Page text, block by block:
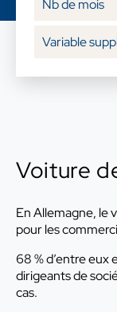
Voiture
En Allemagne, le
pour les
68 % d’entre eux
dirigeants de
cas.